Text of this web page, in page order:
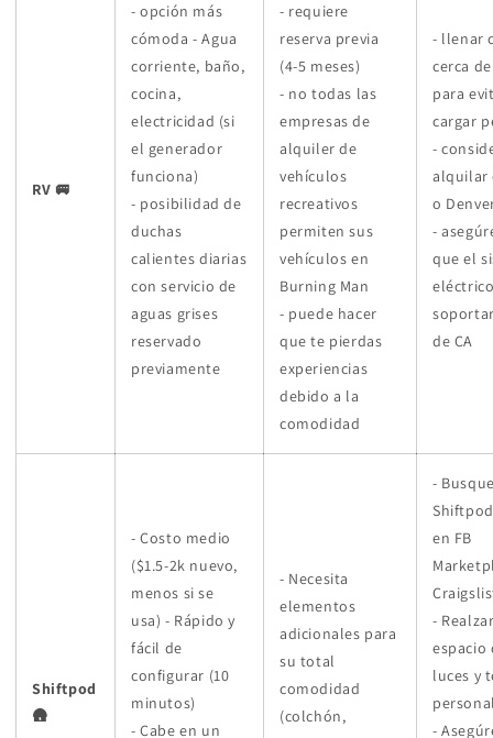
RV 🚐
- opción más
cómoda - Agua
corriente, baño,
cocina,
electricidad (si
el generador
funciona)
- posibilidad de
duchas
calientes diarias
con servicio de
aguas grises
reservado
previamente
- requiere
reserva previa
(4-5 meses)
- no todas las
empresas de
alquiler de
vehículos
recreativos
permiten sus
vehículos en
Burning Man
- puede hacer
que te pierdas
experiencias
debido a la
comodidad
- llenar
cerca
para
cargar
-
alquilar
o
-
que el
de CA
Shiftpod
🛖
- Costo medio
($1.5-2k nuevo,
menos si se
usa) - Rápido y
fácil de
configurar (10
minutos)
- Cabe en un
- Necesita
elementos
adicionales para
su total
comodidad
(colchón,
-
​​en FB
-
espacio
luces y
-